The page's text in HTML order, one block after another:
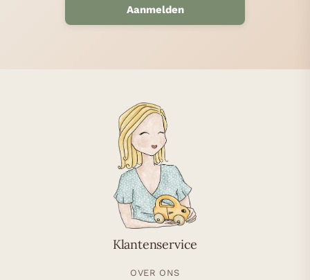
Aanmelden
Klantenservice
OVER ONS